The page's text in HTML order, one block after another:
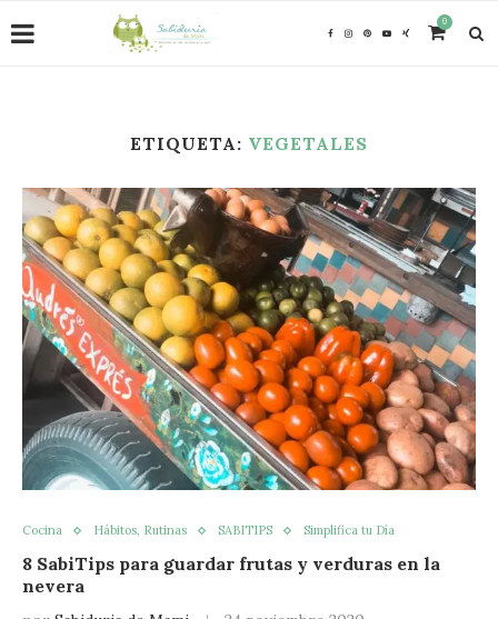
0
ETIQUETA: VEGETALES
Cocina Hábitos, Rutinas SABITIPS Simplifica tu Día
8 SabiTips para guardar frutas y verduras en la
nevera